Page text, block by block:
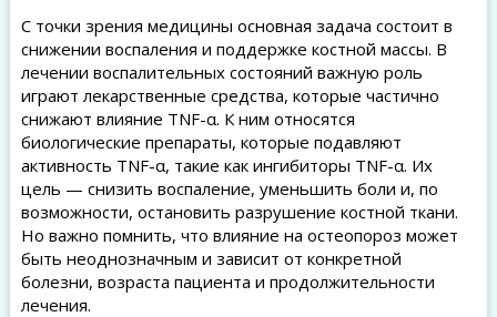
С точки зрения медицины основная задача состоит в
снижении воспаления и поддержке костной массы. В
лечении воспалительных состояний важную роль
играют лекарственные средства, которые частично
снижают влияние TNF-α. К ним относятся
биологические препараты, которые подавляют
активность TNF-α, такие как ингибиторы TNF-α. Их
цель — снизить воспаление, уменьшить боли и, по
возможности, остановить разрушение костной ткани.
Но важно помнить, что влияние на остеопороз может
быть неоднозначным и зависит от конкретной
болезни, возраста пациента и продолжительности
лечения.